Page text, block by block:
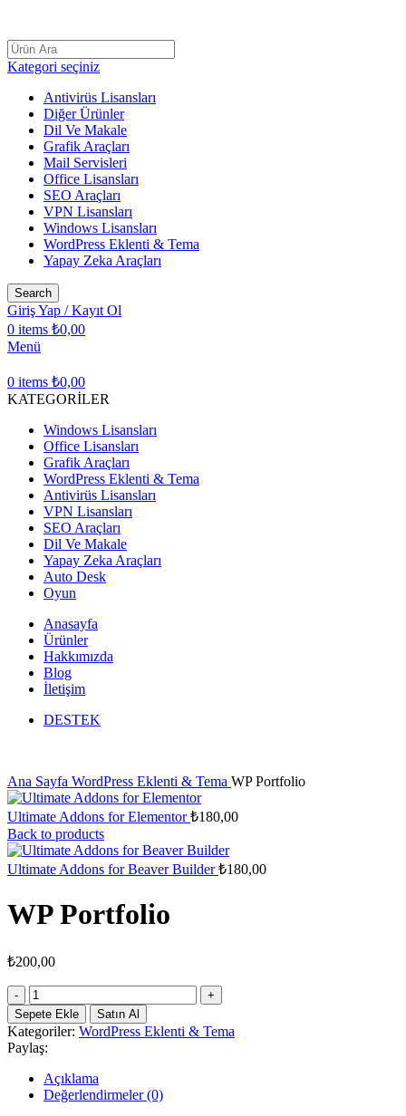
Kategori seçiniz
Antivirüs Lisansları
Diğer Ürünler
Dil Ve Makale
Grafik Araçları
Mail Servisleri
Office Lisansları
SEO Araçları
VPN Lisansları
Windows Lisansları
WordPress Eklenti & Tema
Yapay Zeka Araçları
Search
Giriş Yap / Kayıt Ol
0 items ₺0,00
Menü
0 items ₺0,00
KATEGORİLER
Windows Lisansları
Office Lisansları
Grafik Araçları
WordPress Eklenti & Tema
Antivirüs Lisansları
VPN Lisansları
SEO Araçları
Dil Ve Makale
Yapay Zeka Araçları
Auto Desk
Oyun
Anasayfa
Ürünler
Hakkımızda
Blog
İletişim
DESTEK
Ana Sayfa WordPress Eklenti & Tema WP Portfolio
Ultimate Addons for Elementor₺180,00
Back to products
Ultimate Addons for Beaver Builder₺180,00
WP Portfolio
₺200,00
WP
Portfolio
adet
Sepete Ekle Satın Al
Kategoriler: WordPress Eklenti & Tema
Paylaş:
Açıklama
Değerlendirmeler (0)